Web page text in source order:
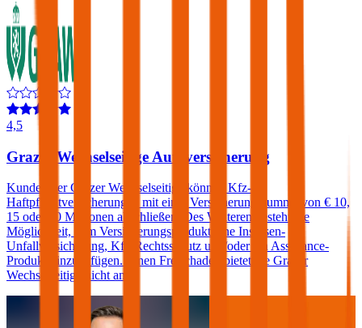
4,5
Grazer Wechselseitige Autoversicherung
Kunden der Grazer Wechselseitige können Kfz-
Haftpflichtversicherungen mit einer Versicherungssumme von € 10,
15 oder 20 Millionen abschließen. Des Weiteren besteht die
Möglichkeit, dem Versicherungsprodukt eine Insassen-
Unfallversicherung, Kfz-Rechtsschutz und/oder ein Assistance-
Produkt hinzuzufügen. Einen Freischaden bietet die Grazer
Wechselseitige nicht an.